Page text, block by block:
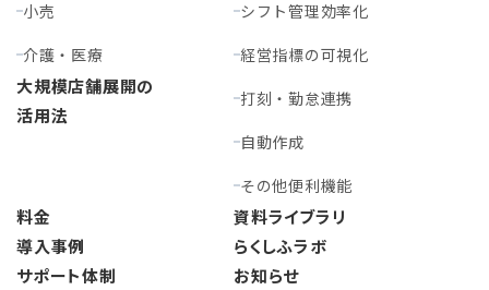
小売
介護・医療
大規模店舗展開の
活用法
シフト管理効率化
経営指標の可視化
打刻・勤怠連携
自動作成
その他便利機能
料金
導入事例
サポート体制
資料ライブラリ
らくしふラボ
お知らせ